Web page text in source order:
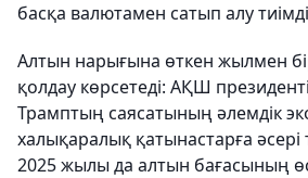
басқа валютамен сатып алу
Алтын нарығына өткен жылмен
қолдау көрсетеді: АҚШ
Трамптың саясатының әлемдік
халықаралық қатынастарға әсері
2025 жылы да алтын бағасының